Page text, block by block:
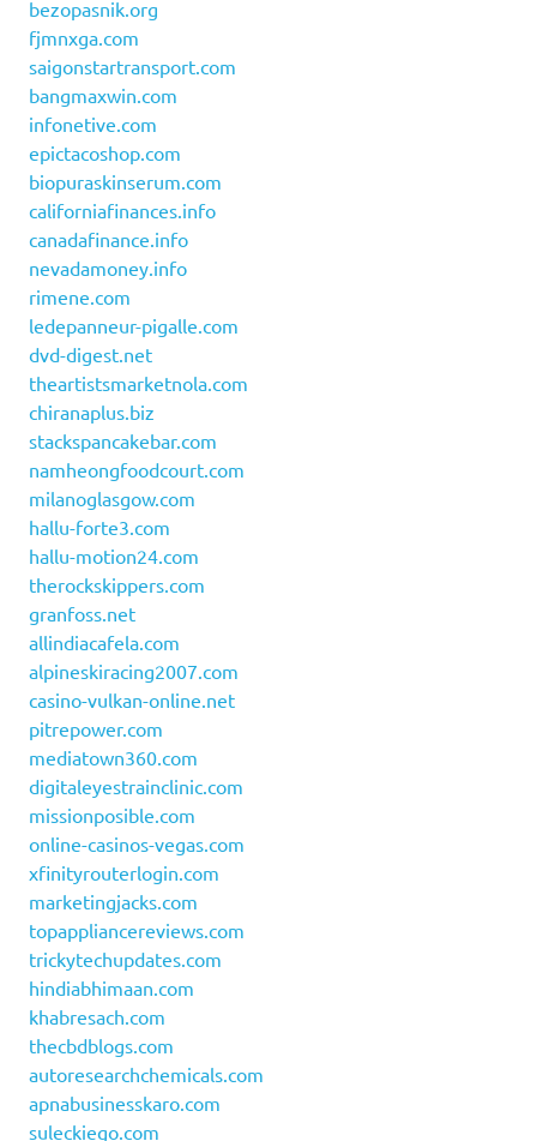
bezopasnik.org
fjmnxga.com
saigonstartransport.com
bangmaxwin.com
infonetive.com
epictacoshop.com
biopuraskinserum.com
californiafinances.info
canadafinance.info
nevadamoney.info
rimene.com
ledepanneur-pigalle.com
dvd-digest.net
theartistsmarketnola.com
chiranaplus.biz
stackspancakebar.com
namheongfoodcourt.com
milanoglasgow.com
hallu-forte3.com
hallu-motion24.com
therockskippers.com
granfoss.net
allindiacafela.com
alpineskiracing2007.com
casino-vulkan-online.net
pitrepower.com
mediatown360.com
digitaleyestrainclinic.com
missionposible.com
online-casinos-vegas.com
xfinityrouterlogin.com
marketingjacks.com
topappliancereviews.com
trickytechupdates.com
hindiabhimaan.com
khabresach.com
thecbdblogs.com
autoresearchchemicals.com
apnabusinesskaro.com
suleckiego.com